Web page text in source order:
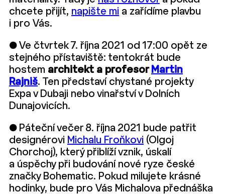
chcete přijít, napište mi a zařídíme plavbu
i pro Vás.
● Ve čtvrtek 7. října 2021 od 17:00 opět ze
stejného přístaviště: tentokrát bude
hostem architekt a profesor Martin
Rajniš. Ten představí chystané projekty
Expa v Dubaji nebo vinařství v Dolních
Dunajovicích.
● Páteční večer 8. října 2021 bude patřit
designérovi Michalu Froňkovi (Olgoj
Chorchoj), který přiblíží vznik, úskalí
a úspěchy při budování nové ryze české
značky Bohematic. Pokud milujete krásné
hodinky, bude pro Vás Michalova přednáška